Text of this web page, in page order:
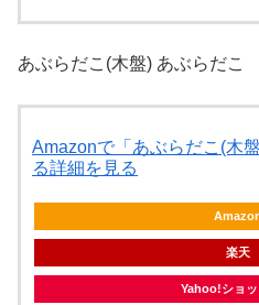
あぶらだこ(木盤) あぶらだこ
Amazonで「あぶらだこ(木
る詳細を見る
楽天
Yahoo!ショ